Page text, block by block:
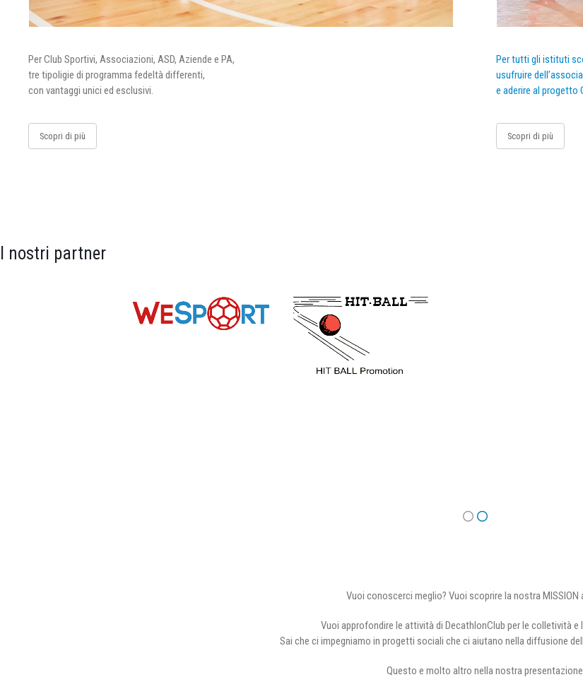
Per Club Sportivi, Associazioni, ASD, Aziende e PA,
tre tipoligie di programma fedeltà differenti,
con vantaggi unici ed esclusivi.
Scopri di più
Per tutti gli istituti
usufruire
e aderire al progetto
Scopri di più
I nostri partner
Vuoi conoscerci meglio? Vuoi scoprire la nostra MISSION
Vuoi approfondire le attività di DecathlonClub per le colletività e
Sai che ci impegniamo in progetti sociali che ci aiutano nella diffusione
Questo e molto altro nella nostra